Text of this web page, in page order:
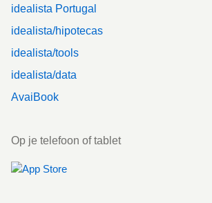
idealista Portugal
idealista/hipotecas
idealista/tools
idealista/data
AvaiBook
Op je telefoon of tablet